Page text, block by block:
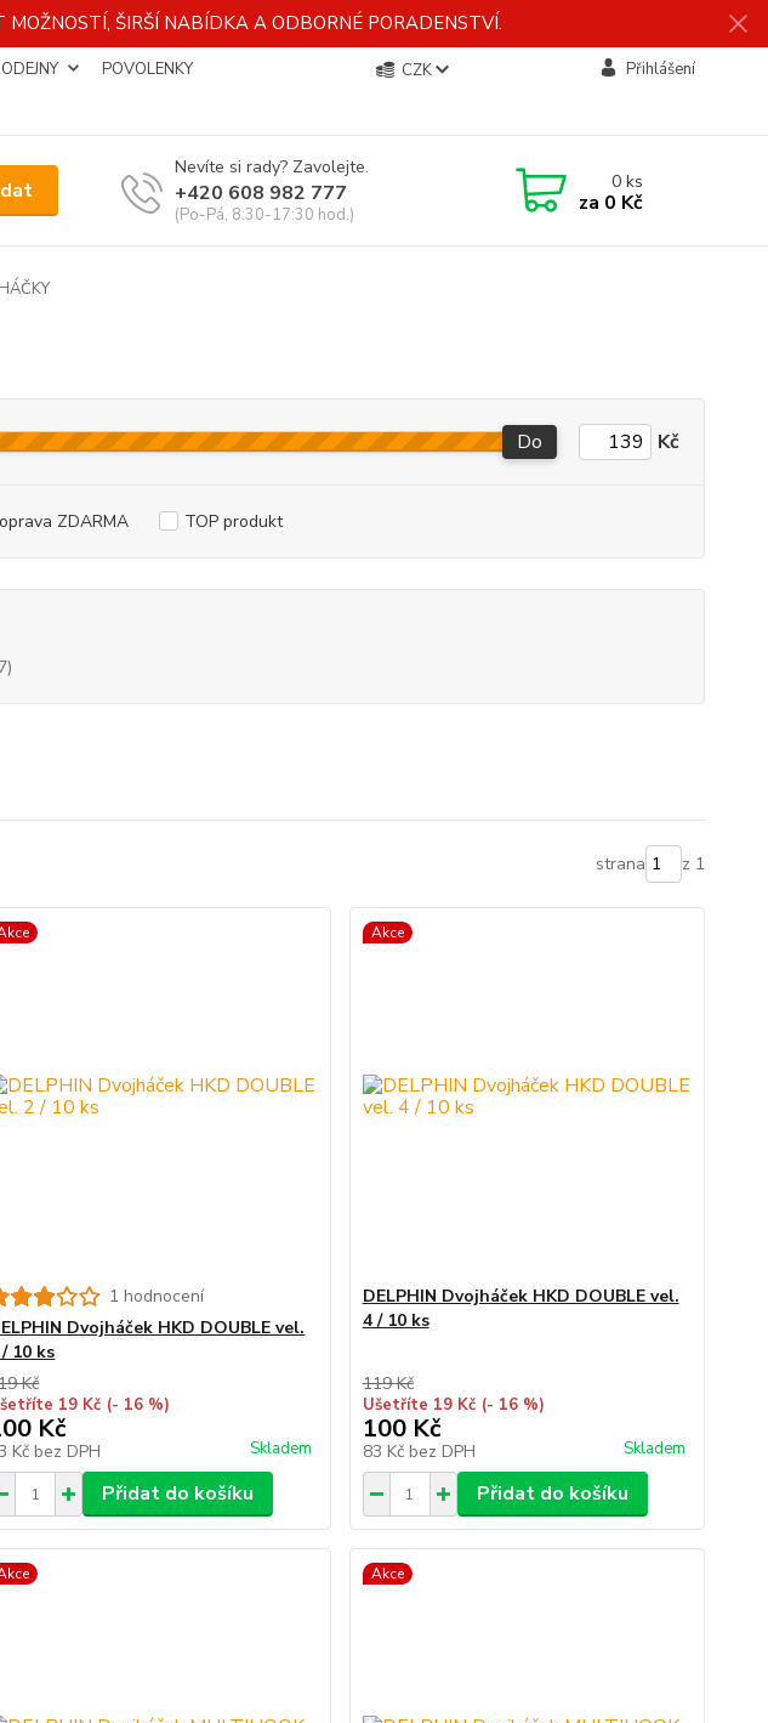
MOŽNOSTÍ, ŠIRŠÍ NABÍDKA A ODBORNÉ PORADENSTVÍ.
POVOLENKY
CZK Přihlášení
Nevíte si rady? Zavolejte.
+420 608 982 777
(Po-Pá, 8:30-17:30 hod.)
0ks
za 0 Kč
Do Kč
ZDARMA TOP produkt
strana z 1
1 hodnocení
Dvojháček HKD DOUBLE vel.
10 ks
Kč
19 Kč (- 16 %)
Kč
Kč bez DPH Skladem
Přidat do košíku
Akce
DELPHIN Dvojháček HKD DOUBLE vel.
4 / 10 ks
119 Kč
Ušetříte 19 Kč (- 16 %)
100 Kč
83 Kč bez DPH Skladem
Přidat do košíku
Akce